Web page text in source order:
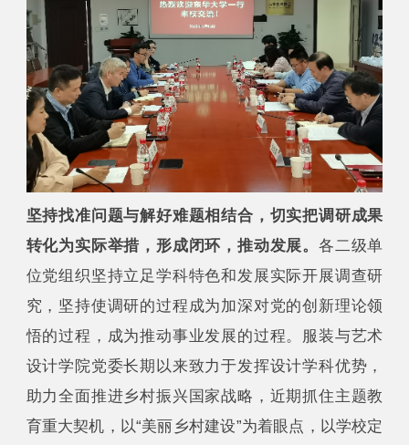
坚持找准问题与解好难题相结合，切实把调研成果
转化为实际举措，形成闭环，推动发展。 各二级单
位党组织坚持立足学科特色和发展实际开展调查研
究，坚持使调研的过程成为加深对党的创新理论领
悟的过程，成为推动事业发展的过程。服装与艺术
设计学院党委长期以来致力于发挥设计学科优势，
助力全面推进乡村振兴国家战略，近期抓住主题教
育重大契机，以“美丽乡村建设”为着眼点，以学校定